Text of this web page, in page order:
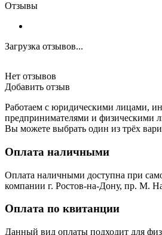
Отзывы
Загрузка отзывов...
Нет отзывов
Добавить отзыв
Работаем с юридическими лицами,
предпринимателями и физическими
Вы можете выбрать один из трёх
Оплата наличными
Оплата наличными доступна при
компании г. Ростов-на-Дону, пр. М.
Оплата по квитанции
Данный вид оплаты подходит для